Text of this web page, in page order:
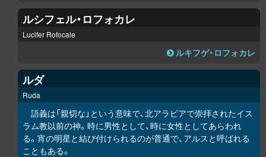
ルシフェル・ロフォカレ
Lucifer Rofocale
ルキフゲ・ロフォカレ
ルダ
Ruda
語義は「親切な」という意味で、北アラビアで崇拝されたイス
ラム教以前の神。時に男性として、時に女性としてあらわれ
る。宵の明星と結び付けられるのが普通で、アルスと呼ばれる
こともある。